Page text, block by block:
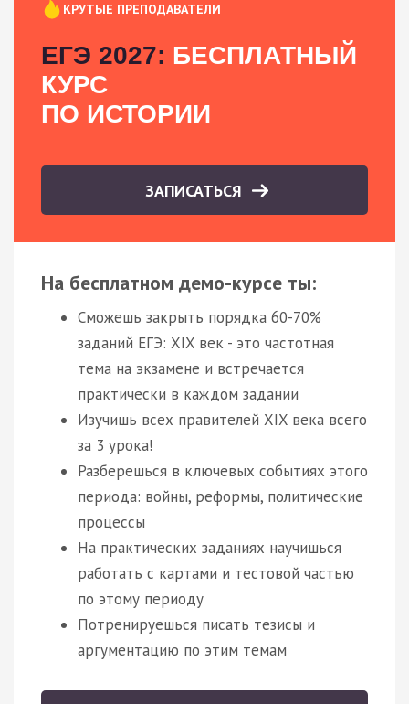
КРУТЫЕ ПРЕПОДАВАТЕЛИ
ЕГЭ 2027: БЕСПЛАТНЫЙ
КУРС
ПО ИСТОРИИ
ЗАПИСАТЬСЯ
На бесплатном демо-курсе ты:
Сможешь закрыть порядка 60-70%
заданий ЕГЭ: XIX век - это частотная
тема на экзамене и встречается
практически в каждом задании
Изучишь всех правителей XIX века всего
за 3 урока!
Разберешься в ключевых событиях этого
периода: войны, реформы, политические
процессы
На практических заданиях научишься
работать с картами и тестовой частью
по этому периоду
Потренируешься писать тезисы и
аргументацию по этим темам